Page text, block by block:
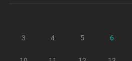
3 4 5 6